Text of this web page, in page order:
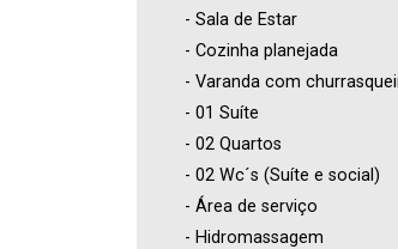
- Sala de Estar
- Cozinha planejada
- Varanda com
- 01 Suíte
- 02 Quartos
- 02 Wc´s (Suíte e social)
- Área de serviço
- Hidromassagem